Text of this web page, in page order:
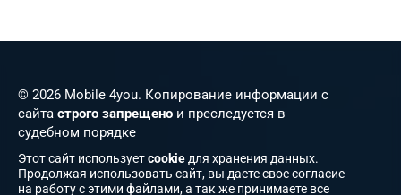
© 2026 Mobile 4you. Копирование информации с
сайта строго запрещено и преследуется в
судебном порядке
Этот сайт используетcookie для хранения данных.
Продолжая использовать сайт, вы даете свое согласие
на работу с этими файлами, а так же принимаете все